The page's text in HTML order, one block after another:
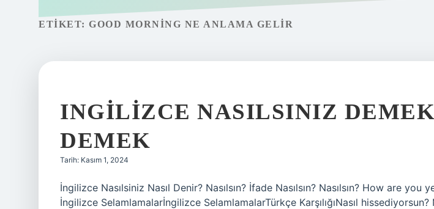
ETIKET: GOOD MORNING NE ANLAMA GELIR
INGILIZCE NASILSINIZ
DEMEK
Tarih: Kasım 1, 2024
İngilizce Nasılsiniz Nasıl Denir? Nasılsın? İfade Nasılsın? Nasılsın? How are you
İngilizce Selamlamalarİngilizce SelamlamalarTürkçe KarşılığıNasıl hissediyorsun?